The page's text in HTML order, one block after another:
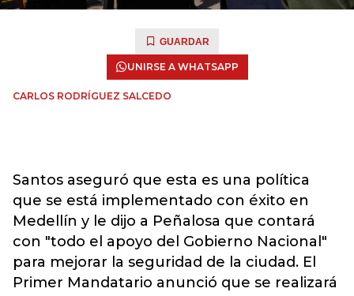
GUARDAR
UNIRSE A WHATSAPP
CARLOS RODRÍGUEZ SALCEDO
Santos aseguró que esta es una política
que se está implementado con éxito en
Medellín y le dijo a Peñalosa que contará
con "todo el apoyo del Gobierno Nacional"
para mejorar la seguridad de la ciudad. El
Primer Mandatario anunció que se realizará